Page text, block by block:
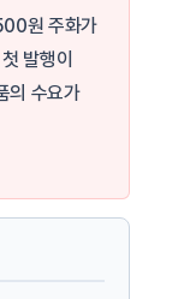
원 주화가
발행이
의 수요가